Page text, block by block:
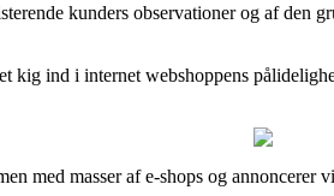
kunders observationer og af den
kig ind i internet webshoppens
med masser af e-shops og